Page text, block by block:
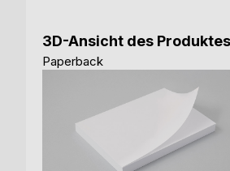
3D-Ansicht des
Paperback